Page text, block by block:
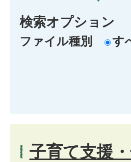
検索オプション
ファイル種別 す
子育て支援